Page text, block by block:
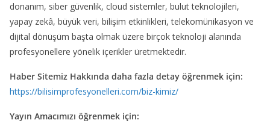
donanım, siber güvenlik, cloud sistemler, bulut teknolojileri,
yapay zekâ, büyük veri, bilişim etkinlikleri, telekomünikasyon ve
dijital dönüşüm başta olmak üzere birçok teknoloji alanında
profesyonellere yönelik içerikler üretmektedir.
Haber Sitemiz Hakkında daha fazla detay öğrenmek için:
https://bilisimprofesyonelleri.com/biz-kimiz/
Yayın Amacımızı öğrenmek için: